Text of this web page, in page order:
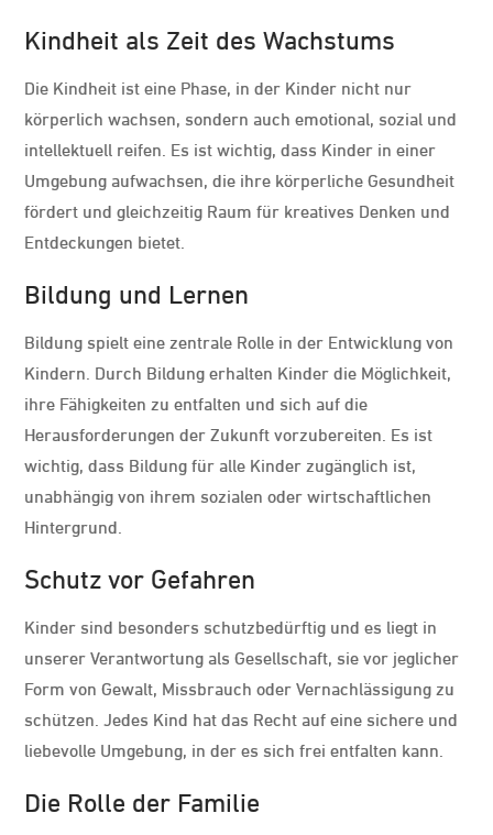
Kindheit als Zeit des Wachstums
Die Kindheit ist eine Phase, in der Kinder nicht nur
körperlich wachsen, sondern auch emotional, sozial und
intellektuell reifen. Es ist wichtig, dass Kinder in einer
Umgebung aufwachsen, die ihre körperliche Gesundheit
fördert und gleichzeitig Raum für kreatives Denken und
Entdeckungen bietet.
Bildung und Lernen
Bildung spielt eine zentrale Rolle in der Entwicklung von
Kindern. Durch Bildung erhalten Kinder die Möglichkeit,
ihre Fähigkeiten zu entfalten und sich auf die
Herausforderungen der Zukunft vorzubereiten. Es ist
wichtig, dass Bildung für alle Kinder zugänglich ist,
unabhängig von ihrem sozialen oder wirtschaftlichen
Hintergrund.
Schutz vor Gefahren
Kinder sind besonders schutzbedürftig und es liegt in
unserer Verantwortung als Gesellschaft, sie vor jeglicher
Form von Gewalt, Missbrauch oder Vernachlässigung zu
schützen. Jedes Kind hat das Recht auf eine sichere und
liebevolle Umgebung, in der es sich frei entfalten kann.
Die Rolle der Familie